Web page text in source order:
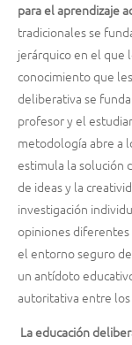
para el aprendizaje
tradicionales se
jerárquico en el que
conocimiento que
deliberativa se
profesor y el
metodología abre a
estimula la solución
de ideas y la
investigación
opiniones diferentes
el entorno seguro
un antídoto
autoritativa entre
La educación